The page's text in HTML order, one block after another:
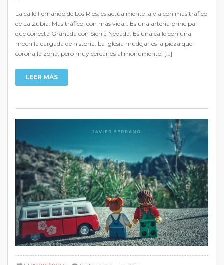
La calle Fernando de Los Ríos, es actualmente la vía con más tráfico
de La Zubia. Más tráfico, con más vida… Es una arteria principal
que conecta Granada con Sierra Nevada. Es una calle con una
mochila cargada de historia. La iglesia mudéjar es la pieza que
corona la zona, pero muy cercanos al monumento, […]
LEER MÁS